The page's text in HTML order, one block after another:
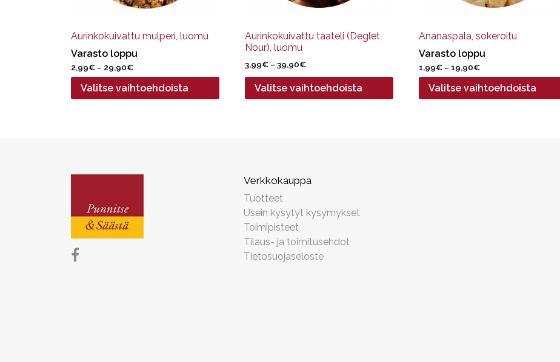
Aurinkokuivattu mulperi, luomu
Varasto loppu
2,99€ – 29,90€Hintaluokka:
2,99€
-
Valitse vaihtoehdoista
Aurinkokuivattu taateli (Deglet
Nour), luomu
3,99€ – 39,90€Hintaluokka:
3,99€
-
39,90€
Valitse vaihtoehdoista
Ananaspala, sokeroitu
Varasto loppu
1,99€ – 19,90€Hintaluokka:
1,99€
-
Valitse vaihtoehdoista
Verkkokauppa
Tuotteet
Usein kysytyt kysymykset
Toimipisteet
Tilaus- ja toimitusehdot
Tietosuojaseloste